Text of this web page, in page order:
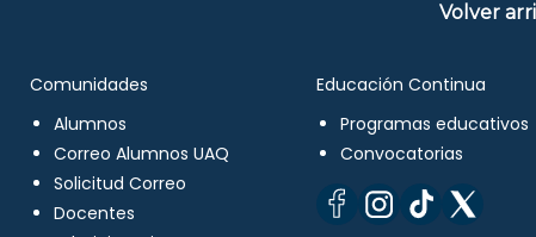
Volver
Comunidades
Alumnos
Correo Alumnos UAQ
Solicitud Correo
Docentes
Educación Continua
Programas educativos
Convocatorias